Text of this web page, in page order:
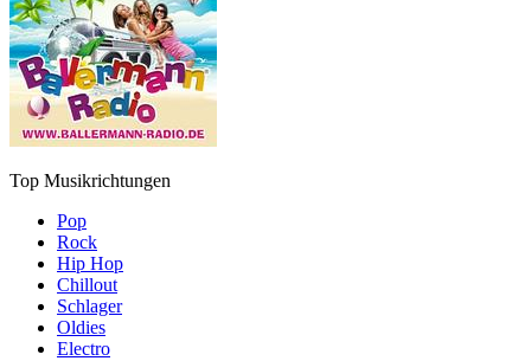
Top Musikrichtungen
Pop
Rock
Hip Hop
Chillout
Schlager
Oldies
Electro